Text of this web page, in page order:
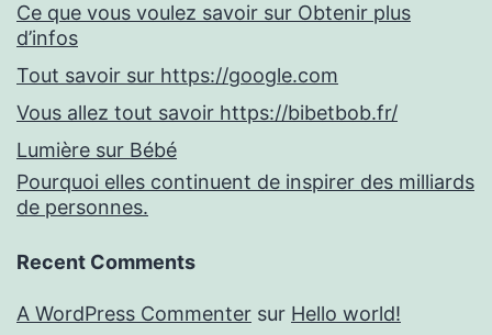
Ce que vous voulez savoir sur Obtenir plus
d’infos
Tout savoir sur https://google.com
Vous allez tout savoir https://bibetbob.fr/
Lumière sur Bébé
Pourquoi elles continuent de inspirer des milliards
de personnes.
Recent Comments
A WordPress Commenter sur Hello world!